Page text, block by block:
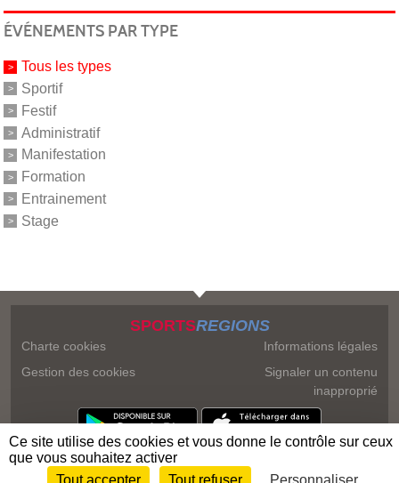
ÉVÉNEMENTS PAR TYPE
Tous les types
Sportif
Festif
Administratif
Manifestation
Formation
Entrainement
Stage
SPORTSREGIONS
Charte cookies
Gestion des cookies
Informations légales
Signaler un contenu
inapproprié
Ce site utilise des cookies et vous donne le contrôle sur ceux
que vous souhaitez activer
Tout accepter
Tout refuser Personnaliser